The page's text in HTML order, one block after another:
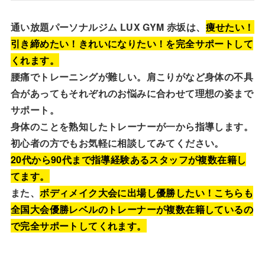
通い放題パーソナルジム LUX GYM 赤坂は、 痩せたい！
引き締めたい！きれいになりたい！を完全サポートして
くれます。
腰痛でトレーニングが難しい。肩こりがなど身体の不具
合があってもそれぞれのお悩みに合わせて理想の姿まで
サポート。
身体のことを熟知したトレーナーが一から指導します。
初心者の方でもお気軽に相談してみてください。
20代から90代まで指導経験あるスタッフが複数在籍し
てます。
また、ボディメイク大会に出場し優勝したい！こちらも
全国大会優勝レベルのトレーナーが複数在籍しているの
で完全サポートしてくれます。